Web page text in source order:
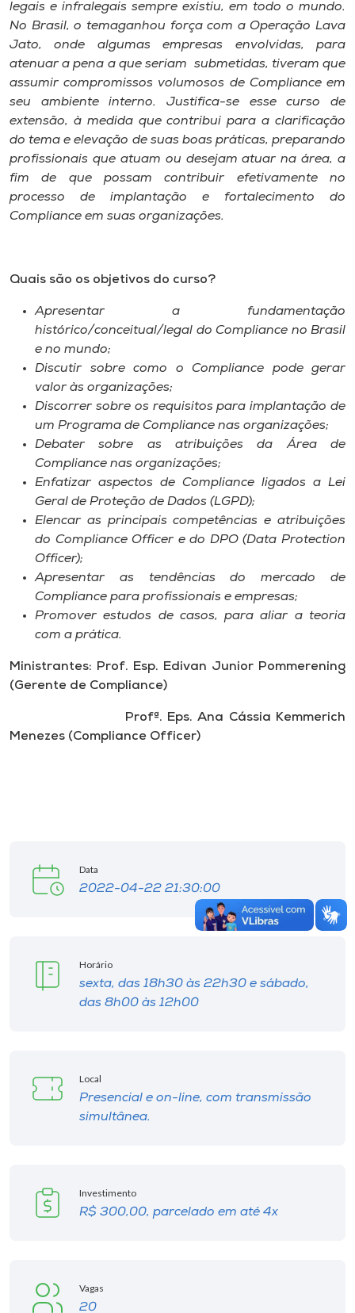
Selecione
A+
A-
legais e infralegais sempre existiu, em todo o mundo.
No Brasil, o temaganhou força com a Operação Lava
Jato, onde algumas empresas envolvidas, para
atenuar a pena a que seriam submetidas, tiveram que
assumir compromissos volumosos de Compliance em
seu ambiente interno. Justifica-se esse curso de
extensão, à medida que contribui para a clarificação
do tema e elevação de suas boas práticas, preparando
profissionais que atuam ou desejam atuar na área, a
fim de que possam contribuir efetivamente no
processo de implantação e fortalecimento do
Compliance em suas organizações.
Quais são os objetivos do curso?
Apresentar a fundamentação
histórico/conceitual/legal do Compliance no Brasil
e no mundo;
Discutir sobre como o Compliance pode gerar
valor às organizações;
Discorrer sobre os requisitos para implantação de
um Programa de Compliance nas organizações;
Debater sobre as atribuições da Área de
Compliance nas organizações;
Enfatizar aspectos de Compliance ligados a Lei
Geral de Proteção de Dados (LGPD);
Elencar as principais competências e atribuições
do Compliance Officer e do DPO (Data Protection
Officer);
Apresentar as tendências do mercado de
Compliance para profissionais e empresas;
Promover estudos de casos, para aliar a teoria
com a prática.
Ministrantes: Prof. Esp. Edivan Junior Pommerening
(Gerente de Compliance)
Profª. Eps. Ana Cássia Kemmerich
Menezes (Compliance Officer)
Data
2022-04-22 21:30:00
Horário
sexta, das 18h30 às 22h30 e sábado,
das 8h00 às 12h00
Local
Presencial e on-line, com transmissão
simultânea.
Investimento
R$ 300,00, parcelado em até 4x
Vagas
20